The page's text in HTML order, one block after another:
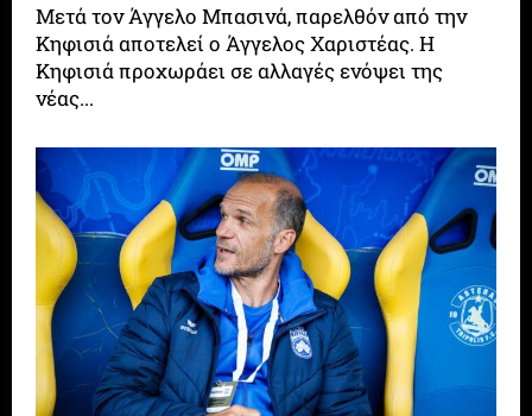
Μετά τον Άγγελο Μπασινά, παρελθόν από την
Κηφισιά αποτελεί ο Άγγελος Χαριστέας. Η
Κηφισιά προχωράει σε αλλαγές ενόψει της
νέας...